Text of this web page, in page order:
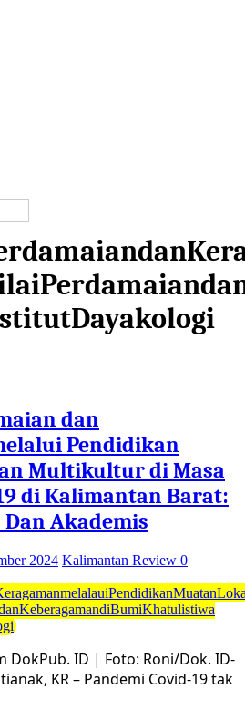
dan
Pendidikan
Multikultur di Masa
di Kalimantan Barat:
Akademis
2024 Kalimantan Review 0
DokPub. ID | Foto: Roni/Dok. ID-
KR – Pandemi Covid-19 tak